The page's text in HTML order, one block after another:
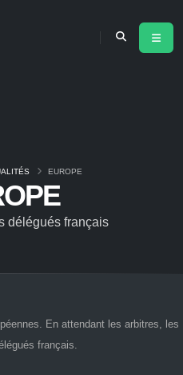
délégués français
EUROPE
En attendant les arbitres, les
français.